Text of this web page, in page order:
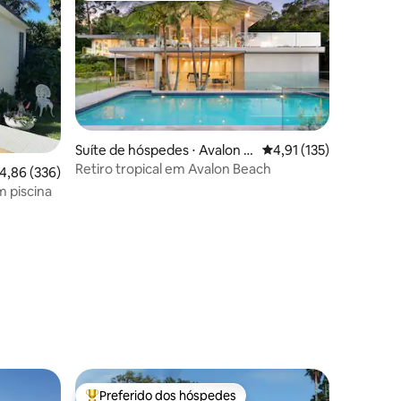
de uma avaliação média de 5, 336 avaliações
4,86 (336)
piscina
Suíte de hóspedes ⋅ Avalon B
each
4,91 de uma avaliação
4,91 (135)
Retiro tropical em Avalon Beach
Preferido dos hóspedes